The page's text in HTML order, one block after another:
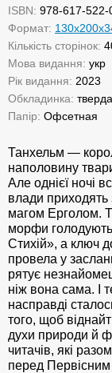
ISBN: 978-617-522-
Формат:
Кількість сторінок:
Мова видання: укр
Рік видання: 2023
Обкладинка: тверда
Папір: Офсетная
Танхельм —
наполовину
Але однієї ночі
влади приходять
магом Ерголом.
морфи
Стихій», а ключ
провела у
рятує
ніж вона сама. І
насправді
того, щоб
духи природи й
читачів, які
перед